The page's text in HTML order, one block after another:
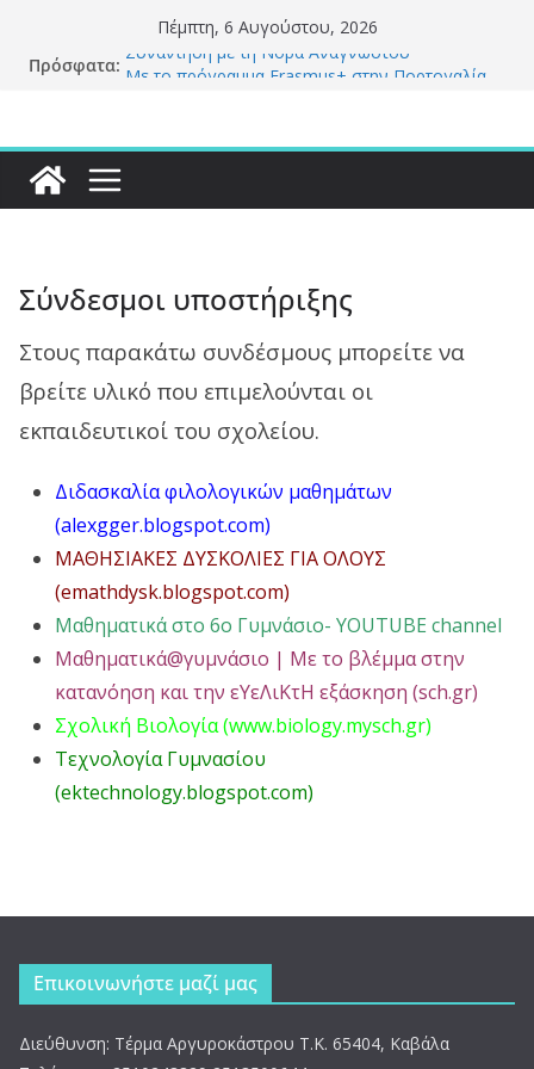
περιεχόμενο
Πέμπτη, 6 Αυγούστου, 2026
Πρόσφατα: Συνάντηση με τη Νόρα Αναγνώστου
Με το πρόγραμμα Erasmus+ στην Πορτογαλία
Πρόσωπα της βυζαντινής εποχής αφηγούνται
Σύνδεσμοι υποστήριξης
Στους παρακάτω συνδέσμους μπορείτε να
βρείτε υλικό που επιμελούνται οι
εκπαιδευτικοί του σχολείου.
Διδασκαλίαφιλολογικών μαθημάτων
(alexgger.blogspot.com)
ΜΑΘΗΣΙΑΚΕΣ ΔΥΣΚΟΛΙΕΣ ΓΙΑ ΟΛΟΥΣ
(emathdysk.blogspot.com)
Μαθηματικά στο 6ο Γυμνάσιο- YOUTUBE channel
Μαθηματικά@γυμνάσιο | Με το βλέμμα στην
κατανόηση και την εΥεΛιΚτΗ εξάσκηση (sch.gr)
Σχολική Βιολογία (www.biology.mysch.gr)
Tεχνολογία Γυμνασίου
(ektechnology.blogspot.com)
Επικοινωνήστε μαζί μας
Διεύθυνση: Τέρμα Αργυροκάστρου Τ.Κ. 65404, Καβάλα